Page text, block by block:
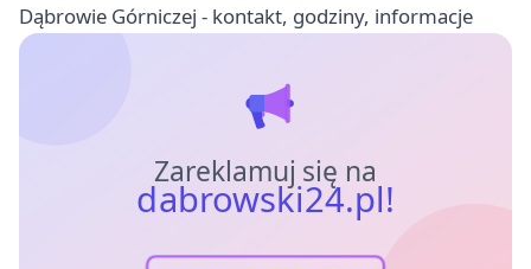
Dąbrowie Górniczej - kontakt, godziny, informacje
Zareklamuj się na
dabrowski24.pl!